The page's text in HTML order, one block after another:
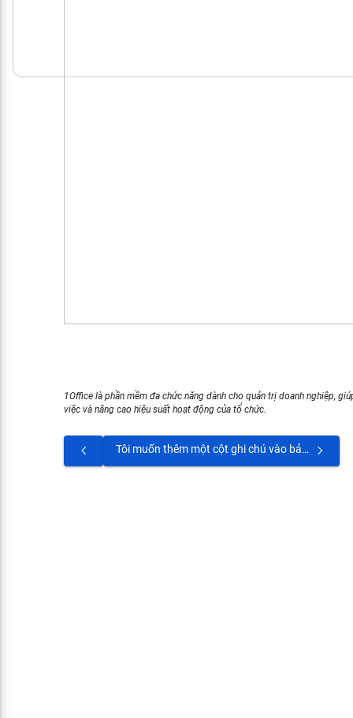
1Office là phần mềm đa chức năng dành cho quản trị doanh nghiệp,
việc và nâng cao hiệu suất hoạt động của tổ chức.
Tôi muốn thêm một cột ghi chú vào bảng lương?